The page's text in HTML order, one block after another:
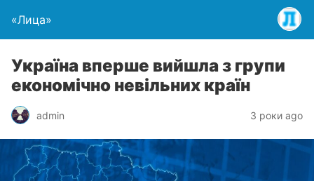
«Лица»
Україна вперше вийшла з групи
економічно невільних країн
admin 3 роки ago